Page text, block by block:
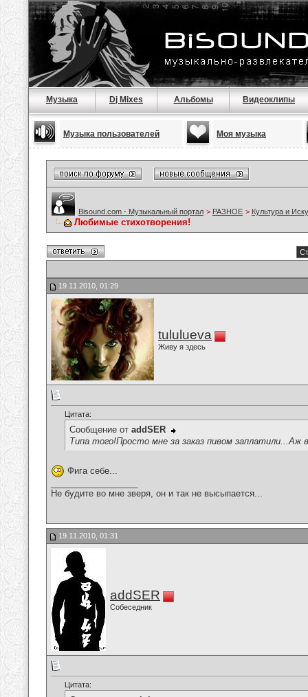
Музыка Dj Mixes Альбомы Видеоклипы
Музыка пользователей Моя музыка
Bisound.com - Музыкальный портал > РАЗНОЕ > Культура и
Любимые стихотворения!
19.11.2010, 01:29
tululueva
Живу я здесь
Цитата:
Сообщение от addSER
Типа того!Просто мне за заказ пивом заплатили...Аж
Фига себе...
Не будите во мне зверя, он и так не высыпается...
19.11.2010, 01:31
addSER
Собеседник
Цитата: